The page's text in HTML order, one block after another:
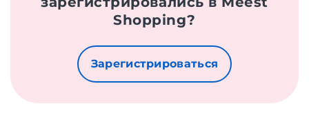
Shopping?
Зарегистрироваться